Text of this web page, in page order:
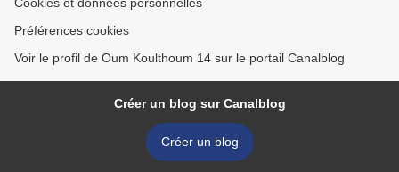
Préférences cookies
Voir le profil de Oum Koulthoum 14 sur le portail Canalblog
Créer un blog sur Canalblog
Créer un blog